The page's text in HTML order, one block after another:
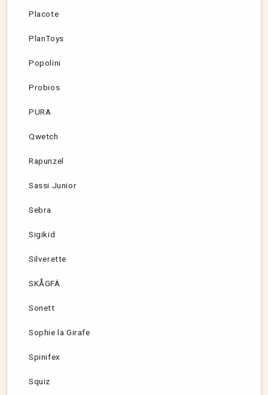
Placote
PlanToys
Popolini
Probios
PURA
Qwetch
Rapunzel
Sassi Junior
Sebra
Sigikid
Silverette
SKÅGFÄ
Sonett
Sophie la Girafe
Spinifex
Squiz